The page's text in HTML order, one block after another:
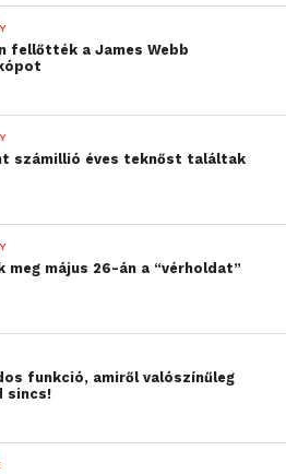
fellőtték a James Webb
számillió éves teknőst találtak
meg május 26-án a “vérholdat”
funkció, amiről valószínűleg
sincs!